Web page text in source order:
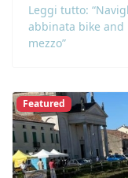
Leggi tutto:
abbinata bike and
mezzo”
Featured